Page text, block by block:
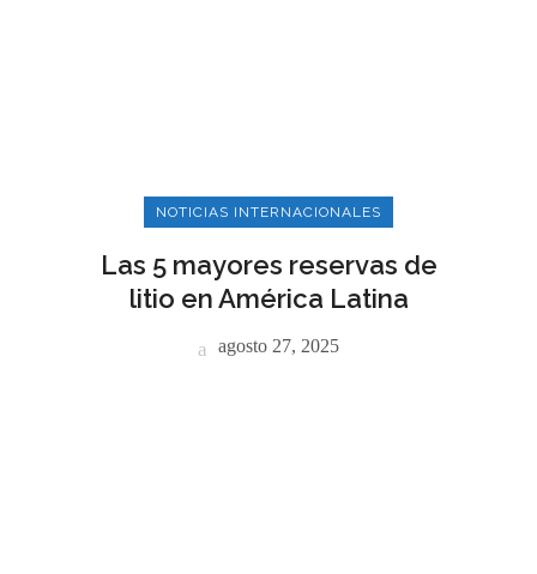
NOTICIAS INTERNACIONALES
Las 5 mayores reservas de
litio en América Latina
agosto 27, 2025